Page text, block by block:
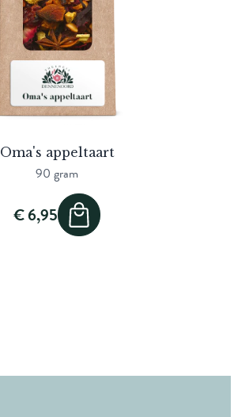
Oma's appeltaart
90 gram
€ 6,95